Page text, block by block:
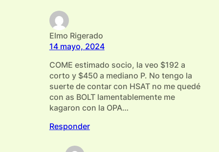
Elmo Rigerado
14 mayo, 2024
COME estimado socio, la veo $192 a
corto y $450 a mediano P. No tengo la
suerte de contar con HSAT no me quedé
con as BOLT lamentablemente me
kagaron con la OPA…
Responder